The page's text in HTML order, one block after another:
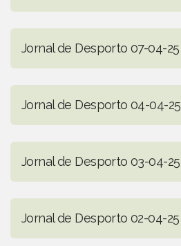
Jornal de Desporto 07-04-25
Jornal de Desporto 04-04-25
Jornal de Desporto 03-04-25
Jornal de Desporto 02-04-25